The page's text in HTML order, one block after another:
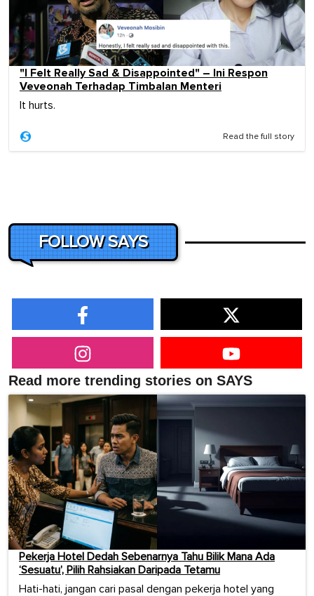
"I Felt Really Sad & Disappointed" – Ini Respon
Veveonah Terhadap Timbalan Menteri
It hurts.
Read the full story
FOLLOW SAYS
Read more trending stories on SAYS
Pekerja Hotel Dedah Sebenarnya Tahu Bilik Mana Ada
‘Sesuatu’, Pilih Rahsiakan Daripada Tetamu
Hati-hati, jangan cari pasal dengan pekerja hotel yang